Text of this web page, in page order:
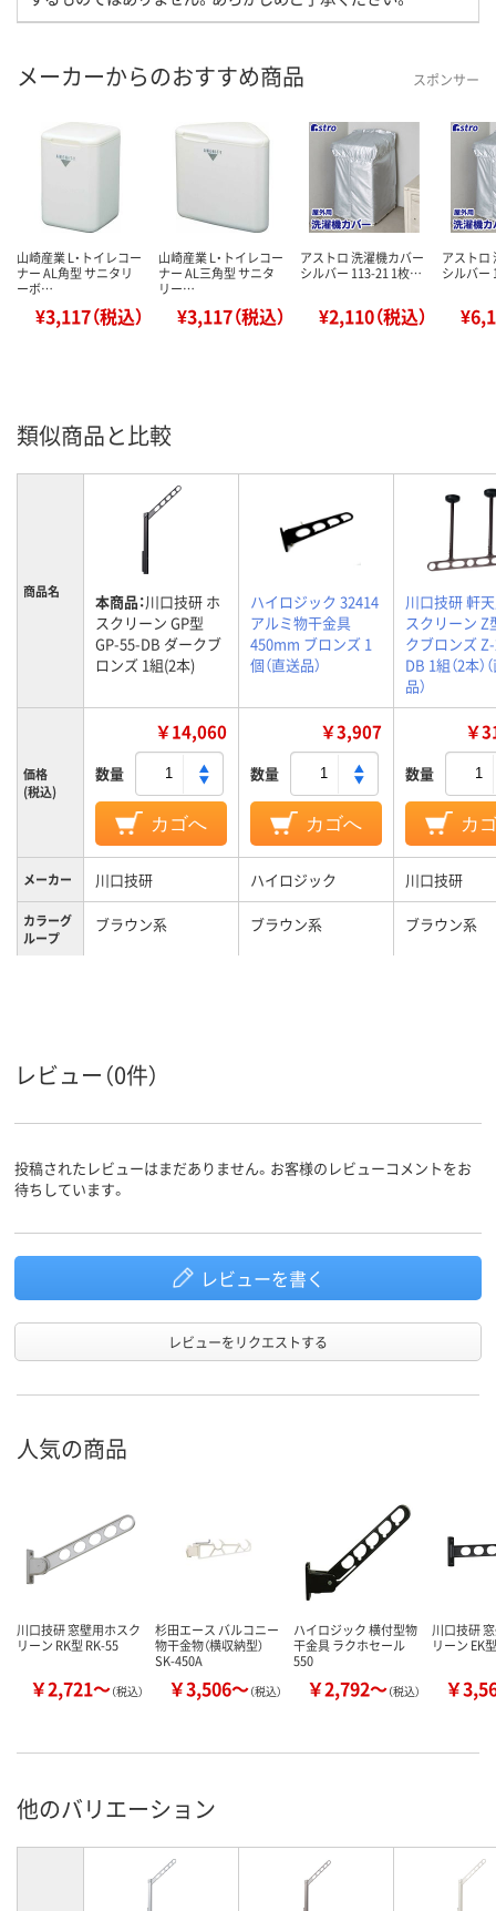
メーカーからのおすすめ商品 スポンサー
山崎産業 L・トイレコー
ナー AL角型 サニタリ
ーボ…
¥3,117（税込）
山崎産業 L・トイレコー
ナー AL三角型 サニタ
リー…
¥3,117（税込）
アストロ 洗濯機カバー
シルバー 113-21 1枚…
¥2,110（税込）
アストロ
シルバー
類似商品と比較
商品名 本商品：川口技研 ホ
スクリーン GP型
GP-55-DB ダークブ
ロンズ 1組(2本)
ハイロジック 32414
アルミ物干金具
450mm ブロンズ 1
個（直送品）
川口技研 軒
スクリーン Z
クブロンズ
DB 1組（2本）
品）
価格
(税込)
￥14,060
数量
カゴへ
￥3,907
数量
カゴへ
￥
数量
カ
メーカー 川口技研 ハイロジック 川口技研
カラーグ
ループ
ブラウン系 ブラウン系 ブラウン系
レビュー（0件）
投稿されたレビューはまだありません。お客様のレビューコメントをお
待ちしています。
レビューを書く
レビューをリクエストする
人気の商品
川口技研 窓壁用ホスク
リーン RK型 RK-55
￥2,721～（税込）
杉田エース バルコニー
物干金物（横収納型）
SK-450A
￥3,506～（税込）
ハイロジック 横付型物
干金具 ラクホセール
550
￥2,792～（税込）
川口技研
リーン EK
￥
他のバリエーション